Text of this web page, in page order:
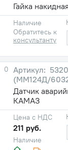
Гайка
Наличие
Обратитесь к
консультанту
0
(ММ124Д/
Датчик
КАМАЗ
Наличие
Цена с НДС
211 руб.